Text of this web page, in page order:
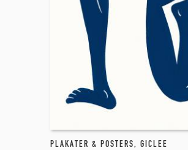
PLAKATER & POSTERS, GICLEE